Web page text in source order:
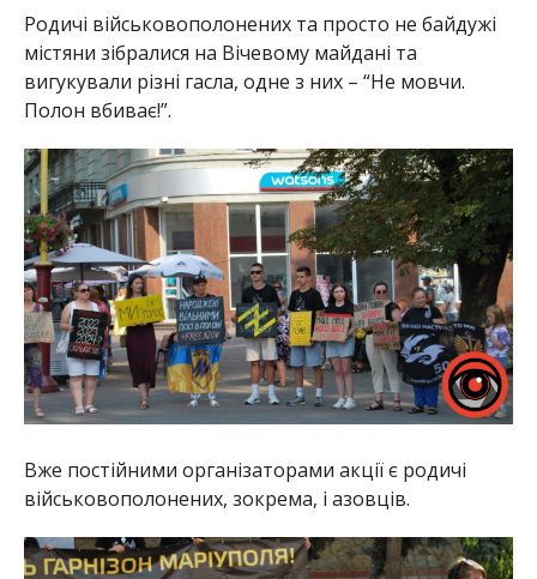
Родичі військовополонених та просто не байдужі
містяни зібралися на Вічевому майдані та
вигукували різні гасла, одне з них – “Не мовчи.
Полон вбиває!”.
Вже постійними організаторами акції є родичі
військовополонених, зокрема, і азовців.